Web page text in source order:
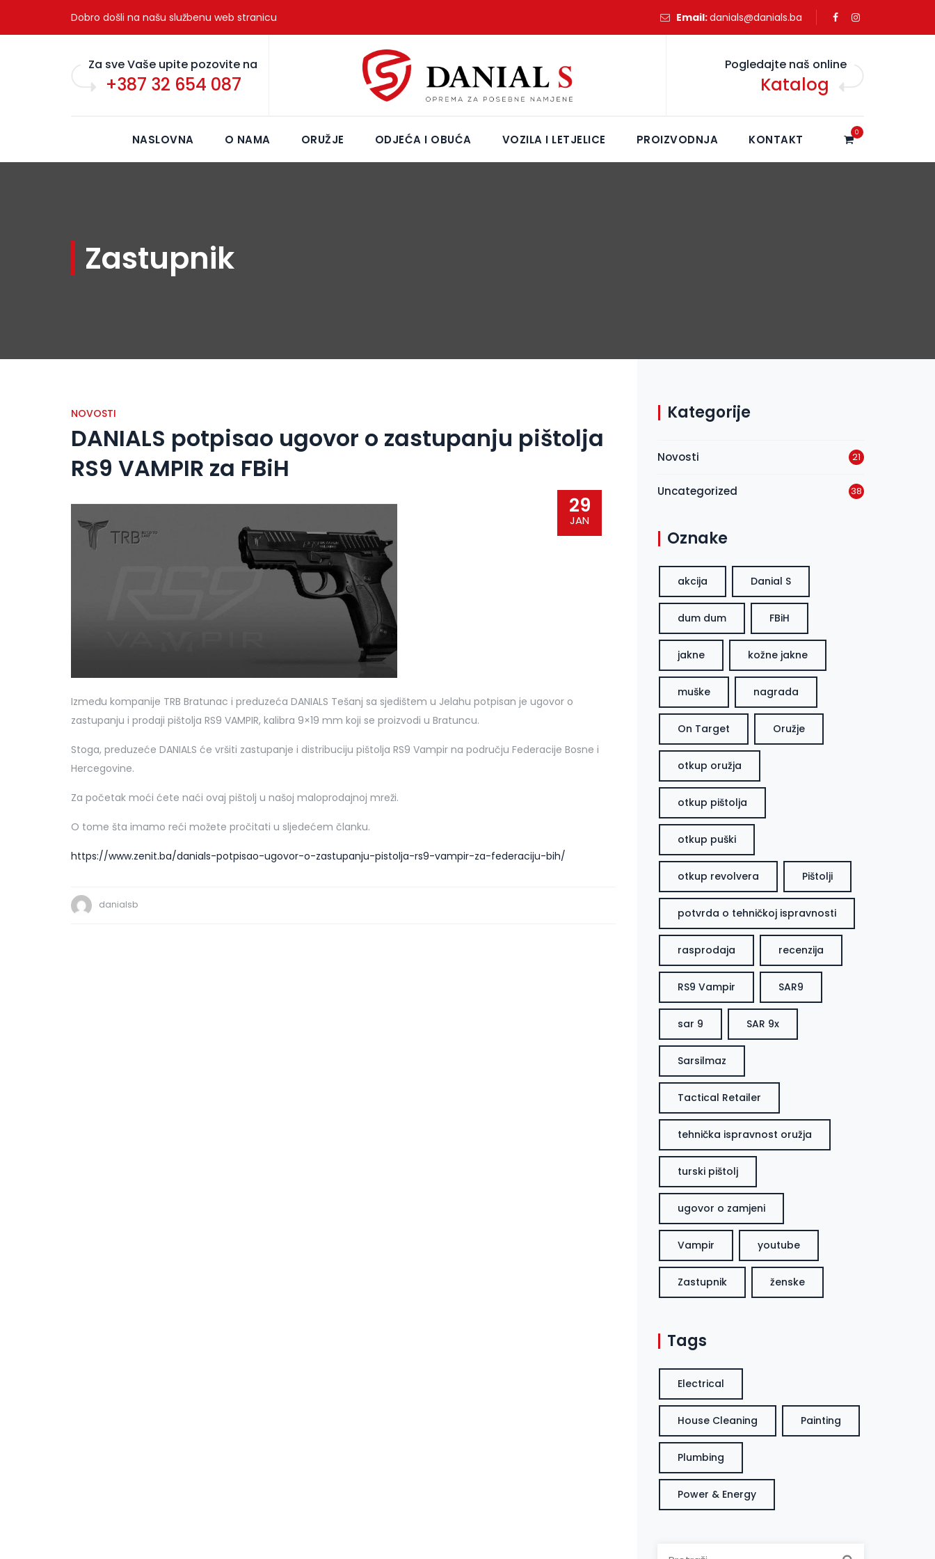
Dobro došli na našu službenu web stranicu Email:danials@danials.ba
Za sve Vaše upite pozovite na
+387 32 654 087
Pogledajte naš online
Katalog
NASLOVNA O NAMA ORUŽJE ODJEĆA I OBUĆA VOZILA I LETJELICE PROIZVODNJA KONTAKT 0
Zastupnik
NOVOSTI
DANIALS potpisao ugovor o zastupanju pištolja
RS9 VAMPIR za FBiH
29
JAN
Između kompanije TRB Bratunac i preduzeća DANIALS Tešanj sa sjedištem u Jelahu potpisan je ugovor o
zastupanju i prodaji pištolja RS9 VAMPIR, kalibra 9×19 mm koji se proizvodi u Bratuncu.
Stoga, preduzeće DANIALS će vršiti zastupanje i distribuciju pištolja RS9 Vampir na području Federacije Bosne i
Hercegovine.
Za početak moći ćete naći ovaj pištolj u našoj maloprodajnoj mreži.
O tome šta imamo reći možete pročitati u sljedećem članku.
https://www.zenit.ba/danials-potpisao-ugovor-o-zastupanju-pistolja-rs9-vampir-za-federaciju-bih/
danialsb
Kategorije
Novosti 21
Uncategorized 38
Oznake
akcija Danial S
dum dum FBiH
jakne kožne jakne
muške nagrada
On Target Oružje
otkup oružja
otkup pištolja
otkup puški
otkup revolvera Pištolji
potvrda o tehničkoj ispravnosti
rasprodaja recenzija
RS9 Vampir SAR9
sar 9 SAR 9x
Sarsilmaz
Tactical Retailer
tehnička ispravnost oružja
turski pištolj
ugovor o zamjeni
Vampir youtube
Zastupnik ženske
Tags
Electrical
House Cleaning Painting
Plumbing
Power & Energy